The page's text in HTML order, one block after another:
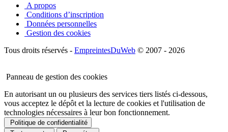
A propos
Conditions d’inscription
Données personnelles
Gestion des cookies
Tous droits réservés - EmpreintesDuWeb © 2007 - 2026
Panneau de gestion des cookies
En autorisant un ou plusieurs des services tiers listés ci-dessous,
vous acceptez le dépôt et la lecture de cookies et l'utilisation de
technologies nécessaires à leur bon fonctionnement.
Politique de confidentialité